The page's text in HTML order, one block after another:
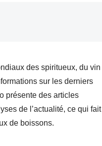
des spiritueux, du vin
sur les derniers
présente des articles
de l’actualité, ce qui fait
de boissons.